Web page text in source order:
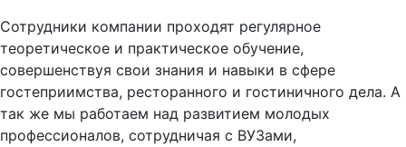
Сотрудники компании проходят регулярное
теоретическое и практическое обучение,
совершенствуя свои знания и навыки в сфере
гостеприимства, ресторанного и гостиничного дела. А
так же мы работаем над развитием молодых
профессионалов, сотрудничая с ВУЗами,